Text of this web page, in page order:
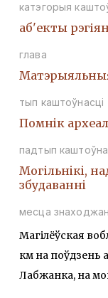
катэгорыя
аб'екты
глава
тып каштоўнасці
Помнiк
падтып
Могiльнiкi,
збудаваннi
месца
Магілёўская
км на поўдзень
Лабжанка, на